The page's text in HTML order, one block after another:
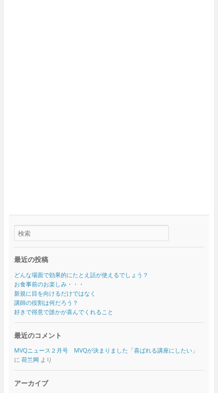
最近の投稿
どんな場面で効果的にたとえ話が使えるでしょう？
お食事前のお楽しみ・・・
新規に目を向けるだけではなく
講師の役割は何だろう？
好きで得意で誰かが喜んでくれること
最近のコメント
MVQニュース２月号 MVQが決まりました「喜ばれる講座にしたい」
に 荷兰网 より
アーカイブ